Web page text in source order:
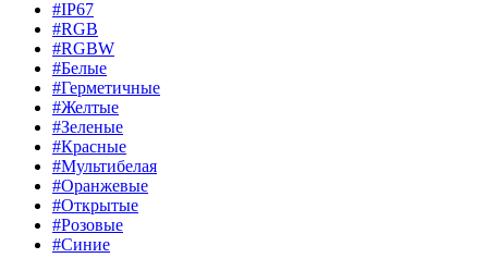
#IP67
#RGB
#RGBW
#Белые
#Герметичные
#Желтые
#Зеленые
#Красные
#Мультибелая
#Оранжевые
#Открытые
#Розовые
#Синие